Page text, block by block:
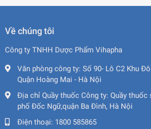
Về chúng tôi
Công ty TNHH Dược Phẩm Vihapha
Văn phòng công ty: Số 90- Lô C2 Khu
Quận Hoàng Mai - Hà Nội
Địa chỉ Quầy thuốc Công ty: Quầy thuốc
phố Đốc Ngữ,quận Ba Đình, Hà Nội
Điện thoại: 1800 585865